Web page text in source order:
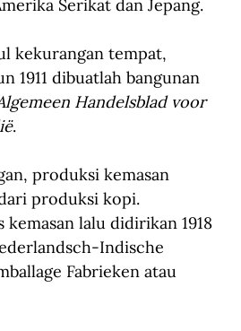
Serikat dan Jepang.
kekurangan tempat,
1911 dibuatlah bangunan
Handelsblad voor
.
produksi kemasan
produksi kopi.
kemasan lalu didirikan 1918
Indische
Fabrieken atau